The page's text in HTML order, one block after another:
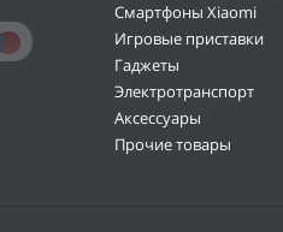
Смартфоны Xiaomi
Игровые приставки
Гаджеты
Электротранспорт
Аксессуары
Прочие товары